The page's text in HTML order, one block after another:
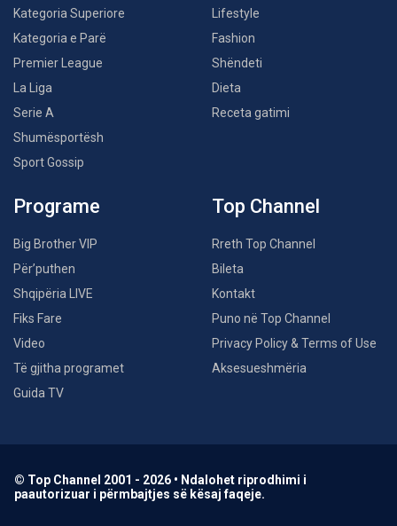
Kategoria Superiore
Kategoria e Parë
Premier League
La Liga
Serie A
Shumësportësh
Sport Gossip
Lifestyle
Fashion
Shëndeti
Dieta
Receta gatimi
Programe
Big Brother VIP
Për’puthen
Shqipëria LIVE
Fiks Fare
Video
Të gjitha programet
Guida TV
Top Channel
Rreth Top Channel
Bileta
Kontakt
Puno në Top Channel
Privacy Policy & Terms of Use
Aksesueshmëria
© Top Channel 2001 - 2026 • Ndalohet riprodhimi i
paautorizuar i përmbajtjes së kësaj faqeje.